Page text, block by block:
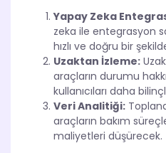
Yapay Zeka
zeka ile entegrasyon
hızlı ve doğru bir
Uzaktan İzleme:
araçların durumu
kullanıcıları daha
Veri Analitiği:
araçların bakım
maliyetleri düşürecek.